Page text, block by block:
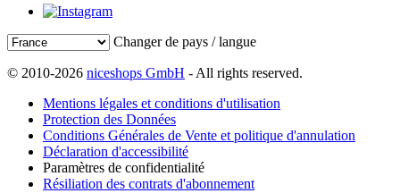
Changer de pays / langue
© 2010-2026 niceshops GmbH - All rights reserved.
Mentions légales et conditions d'utilisation
Protection des Données
Conditions Générales de Vente et politique d'annulation
Déclaration d'accessibilité
Paramètres de confidentialité
Résiliation des contrats d'abonnement